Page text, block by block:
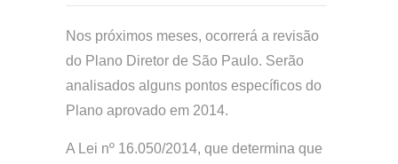
Nos próximos meses, ocorrerá a revisão
do Plano Diretor de São Paulo. Serão
analisados alguns pontos específicos do
Plano aprovado em 2014.
A Lei nº 16.050/2014, que determina que